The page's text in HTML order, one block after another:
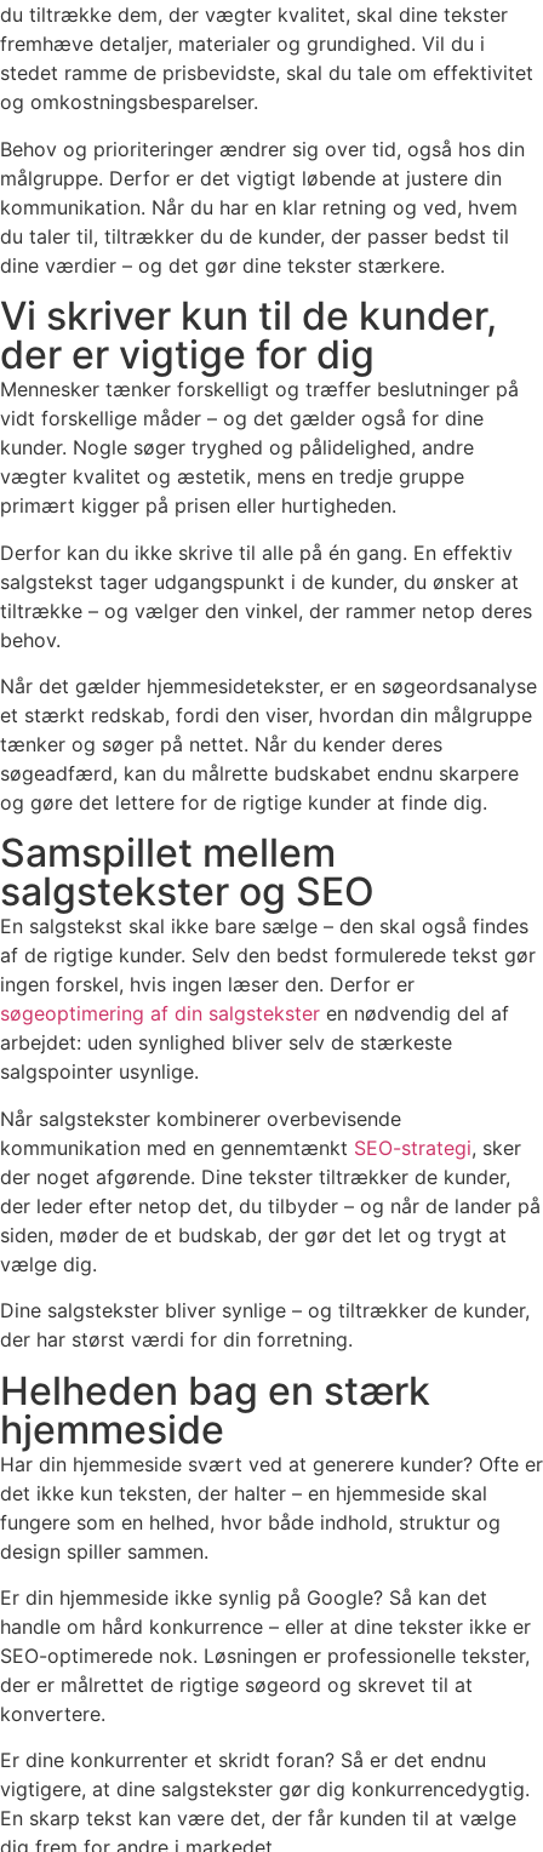
du tiltrække dem, der vægter kvalitet, skal dine tekster
fremhæve detaljer, materialer og grundighed. Vil du i
stedet ramme de prisbevidste, skal du tale om effektivitet
og omkostningsbesparelser.
Behov og prioriteringer ændrer sig over tid, også hos din
målgruppe. Derfor er det vigtigt løbende at justere din
kommunikation. Når du har en klar retning og ved, hvem
du taler til, tiltrækker du de kunder, der passer bedst til
dine værdier – og det gør dine tekster stærkere.
Vi skriver kun til de kunder,
der er vigtige for dig
Mennesker tænker forskelligt og træffer beslutninger på
vidt forskellige måder – og det gælder også for dine
kunder. Nogle søger tryghed og pålidelighed, andre
vægter kvalitet og æstetik, mens en tredje gruppe
primært kigger på prisen eller hurtigheden.
Derfor kan du ikke skrive til alle på én gang. En effektiv
salgstekst tager udgangspunkt i de kunder, du ønsker at
tiltrække – og vælger den vinkel, der rammer netop deres
behov.
Når det gælder hjemmesidetekster, er en søgeordsanalyse
et stærkt redskab, fordi den viser, hvordan din målgruppe
tænker og søger på nettet. Når du kender deres
søgeadfærd, kan du målrette budskabet endnu skarpere
og gøre det lettere for de rigtige kunder at finde dig.
Samspillet mellem
salgstekster og SEO
En salgstekst skal ikke bare sælge – den skal også findes
af de rigtige kunder. Selv den bedst formulerede tekst gør
ingen forskel, hvis ingen læser den. Derfor er
søgeoptimering af din salgstekster en nødvendig del af
arbejdet: uden synlighed bliver selv de stærkeste
salgspointer usynlige.
Når salgstekster kombinerer overbevisende
kommunikation med en gennemtænkt SEO-strategi, sker
der noget afgørende. Dine tekster tiltrækker de kunder,
der leder efter netop det, du tilbyder – og når de lander på
siden, møder de et budskab, der gør det let og trygt at
vælge dig.
Dine salgstekster bliver synlige – og tiltrækker de kunder,
der har størst værdi for din forretning.
Helheden bag en stærk
hjemmeside
Har din hjemmeside svært ved at generere kunder? Ofte er
det ikke kun teksten, der halter – en hjemmeside skal
fungere som en helhed, hvor både indhold, struktur og
design spiller sammen.
Er din hjemmeside ikke synlig på Google? Så kan det
handle om hård konkurrence – eller at dine tekster ikke er
SEO-optimerede nok. Løsningen er professionelle tekster,
der er målrettet de rigtige søgeord og skrevet til at
konvertere.
Er dine konkurrenter et skridt foran? Så er det endnu
vigtigere, at dine salgstekster gør dig konkurrencedygtig.
En skarp tekst kan være det, der får kunden til at vælge